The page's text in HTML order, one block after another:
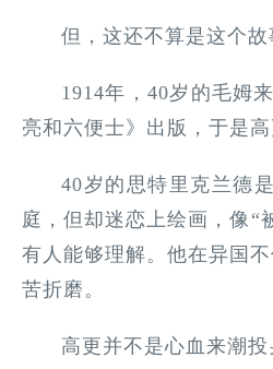
但，这还不算是这个故
1914年，40岁的毛姆
亮和六便士》出版，于是
40岁的思特里克兰德
庭，但却迷恋上绘画，像“
有人能够理解。他在异国
苦折磨。
高更并不是心血来潮